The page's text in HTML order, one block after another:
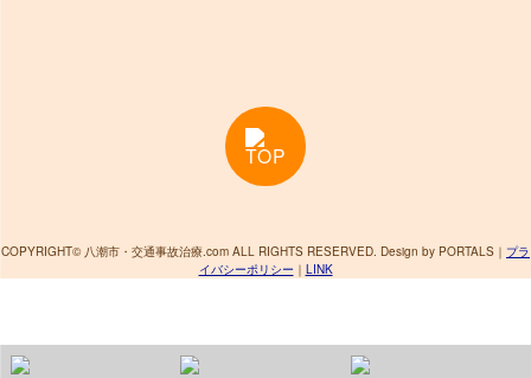
TOP
COPYRIGHT© 八潮市・交通事故治療.com ALL RIGHTS RESERVED. Design by PORTALS ｜ プラ
イバシーポリシー ｜ LINK